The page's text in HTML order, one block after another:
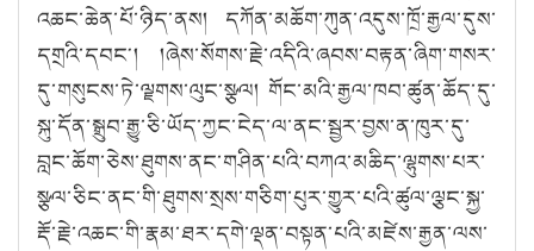
འཆང་ཆེན་པོ་ཉིད་ནས། དཀོན་མཆོག་ཀུན་འདུས་ཁྲོ་རྒྱལ་དུས་
དགྲའི་དབང༌། །ཞེས་སོགས་རྗེ་འདིའི་ཞབས་བརྟན་ཞིག་གསར་
དུ་གསུངས་ཏེ་ལྗགས་ལུང་སྩལ། གོང་མའི་རྒྱལ་ཁབ་ཚུན་ཆོད་དུ་
སྐུ་དོན་སྒྲུབ་རྒྱུ་ཅི་ཡོད་ཀྱང་ངེད་ལ་ནང་སྦྱར་བྱས་ན་ཁུར་དུ་
བླང་ཆོག་ཅེས་ཐུགས་ནང་གཤིན་པའི་བཀའ་མཆིད་ལྷུགས་པར་
སྩལ་ཅིང་ནང་གི་ཐུགས་སྲས་གཅིག་པུར་གྱུར་པའི་ཚུལ་ལྕང་སྐྱ་
རྡོ་རྗེ་འཆང་གི་རྣམ་ཐར་དགེ་ལྡན་བསྟན་པའི་མཛེས་རྒྱན་ལས་